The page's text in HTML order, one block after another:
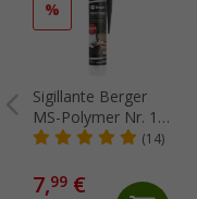
%
Sigillante Berger
MS-Polymer Nr. 1-
2 290 ml nero
(14)
7,99 €